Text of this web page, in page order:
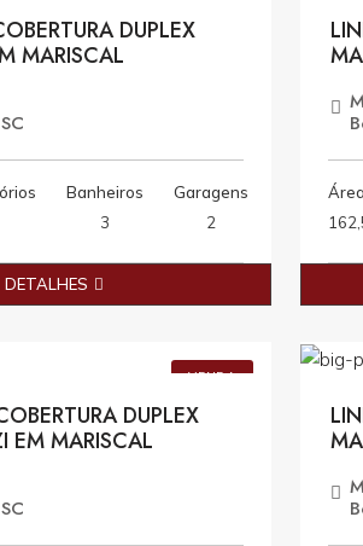
DUPLEX
MARISCAL
Banheiros
3
Garagens
2
DETALHES
Área
VENDA
DUPLEX
EM MARISCAL